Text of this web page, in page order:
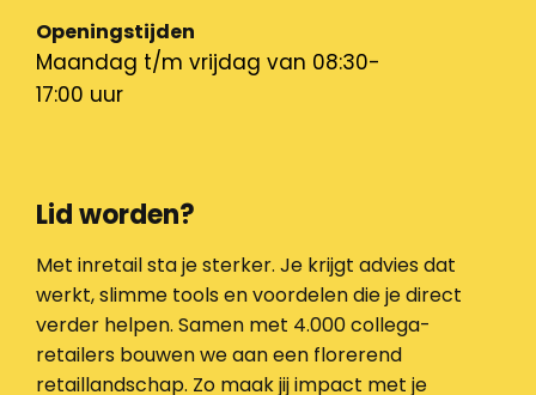
Openingstijden
Maandag t/m vrijdag van 08:30-
17:00 uur
Lid worden?
Met inretail sta je sterker. Je krijgt advies dat
werkt, slimme tools en voordelen die je direct
verder helpen. Samen met 4.000 collega-
retailers bouwen we aan een florerend
retaillandschap. Zo maak jij impact met je